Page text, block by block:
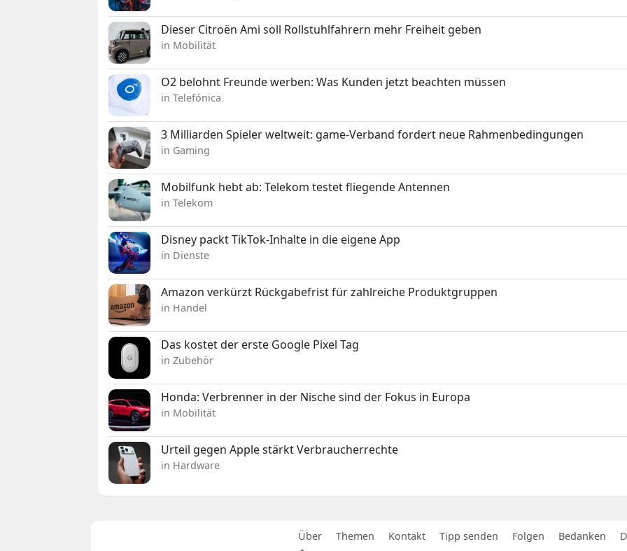
Dieser Citroën Ami soll Rollstuhlfahrern mehr Freiheit geben
in Mobilität
O2 belohnt Freunde werben: Was Kunden jetzt beachten müssen
in Telefónica
3 Milliarden Spieler weltweit: game-Verband fordert neue Rahmenbedingungen
in Gaming
Mobilfunk hebt ab: Telekom testet fliegende Antennen
in Telekom
Disney packt TikTok-Inhalte in die eigene App
in Dienste
Amazon verkürzt Rückgabefrist für zahlreiche Produktgruppen
in Handel
Das kostet der erste Google Pixel Tag
in Zubehör
Honda: Verbrenner in der Nische sind der Fokus in Europa
in Mobilität
Urteil gegen Apple stärkt Verbraucherrechte
in Hardware
Über Themen Kontakt Tipp senden Folgen Bedanken